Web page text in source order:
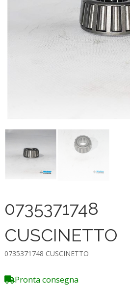
0735371748
CUSCINETTO
0735371748 CUSCINETTO
Pronta consegna